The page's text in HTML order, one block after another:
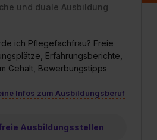
und duale Ausbildung
ich Pflegefachfrau? Freie
Erfahrungsberichte,
Gehalt, Bewerbungstipps
Infos zum Ausbildungsberuf
Ausbildungsstellen